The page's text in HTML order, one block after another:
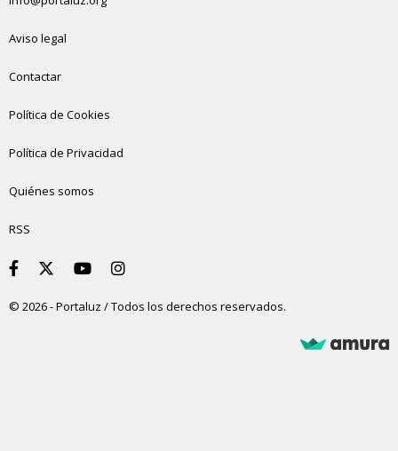
Aviso legal
Contactar
Política de Cookies
Política de Privacidad
Quiénes somos
RSS
© 2026 - Portaluz / Todos los derechos reservados.